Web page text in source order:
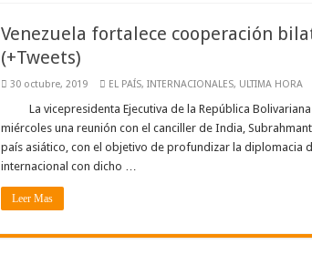
Venezuela fortalece cooperación
(+Tweets)
30 octubre, 2019 EL PAÍS, INTERNACIONALES, ULTIMA HORA
La vicepresidenta Ejecutiva de la República
miércoles una reunión con el canciller de India,
país asiático, con el objetivo de profundizar la diplomacia
internacional con dicho …
Leer Mas